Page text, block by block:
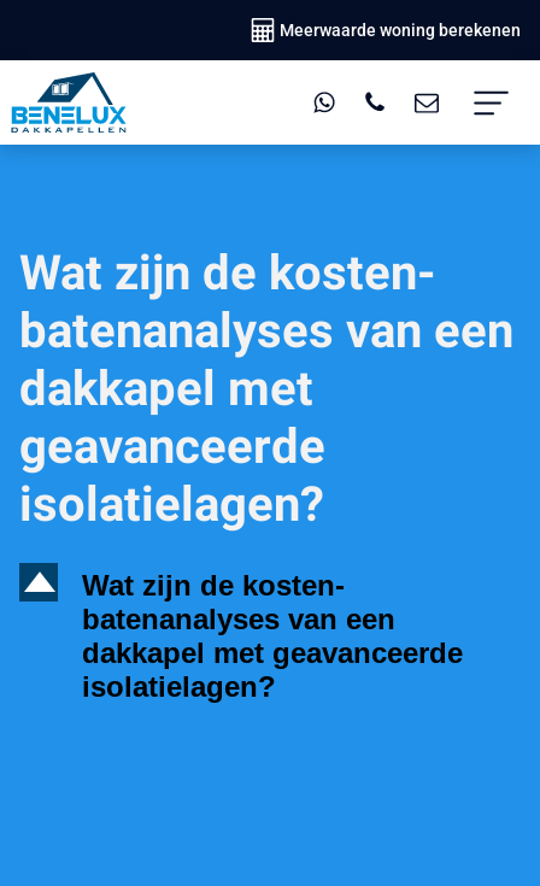
Meerwaarde woning berekenen
Wat zijn de kosten-
batenanalyses van een
dakkapel met
geavanceerde
isolatielagen?
D
Wat zijn de kosten-
batenanalyses van een
dakkapel met geavanceerde
isolatielagen?